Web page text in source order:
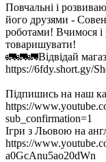
Повчальні і
його друзями -
роботами! Вчимося і
товаришувати!
🚛🚛🚛Відвідай
https://6fdy.short.gy/
Підпишись на наш
https://
sub_confirmation=1
Ігри з Льовою на
https://
a0GcAnu5ao20dWn